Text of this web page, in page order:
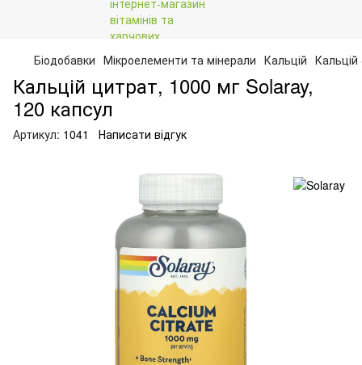
Біодобавки Мікроелементи та мінерали Кальцій
Кальцій цитрат, 1000 мг Solaray,
120 капсул
Артикул: 1041 Написати відгук